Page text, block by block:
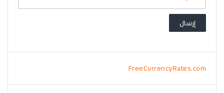
FreeCurrencyRates.com